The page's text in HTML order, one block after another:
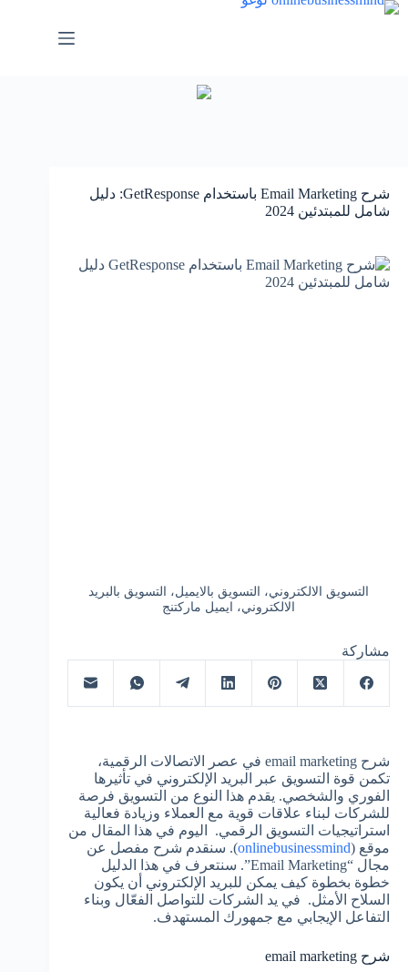
التجاوز
شرح Email Marketing باستخدام GetResponse: دليل
شامل للمبتدئين 2024
التسويق الالكتروني، التسويق بالايميل، التسويق بالبريد
الالكتروني، ايميل ماركتنج
مشاركة
شرح email marketing في عصر الاتصالات الرقمية،
تكمن قوة التسويق عبر البريد الإلكتروني في تأثيرها
الفوري والشخصي. يقدم هذا النوع من التسويق فرصة
للشركات لبناء علاقات قوية مع العملاء وزيادة فعالية
استراتيجيات التسويق الرقمي. اليوم في هذا المقال من
موقع (onlinebusinessmind). سنقدم شرح مفصل عن
مجال “Email Marketing”. سنتعرف في هذا الدليل
خطوة بخطوة كيف يمكن للبريد الإلكتروني أن يكون
السلاح الأمثل. في يد الشركات للتواصل الفعّال وبناء
التفاعل الإيجابي مع جمهورك المستهدف.
شرح email marketing